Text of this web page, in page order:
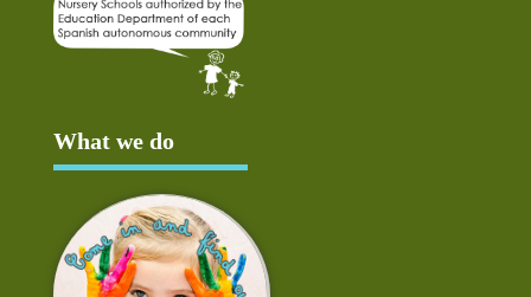
What we do